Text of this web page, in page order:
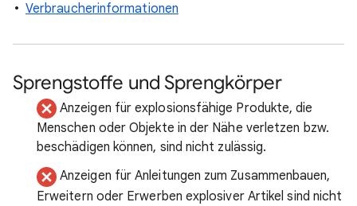
Verbraucherinformationen
Sprengstoffe und Sprengkörper
Anzeigen für explosionsfähige Produkte, die
Menschen oder Objekte in der Nähe verletzen bzw.
beschädigen können, sind nicht zulässig.
Anzeigen für Anleitungen zum Zusammenbauen,
Erweitern oder Erwerben explosiver Artikel sind nicht